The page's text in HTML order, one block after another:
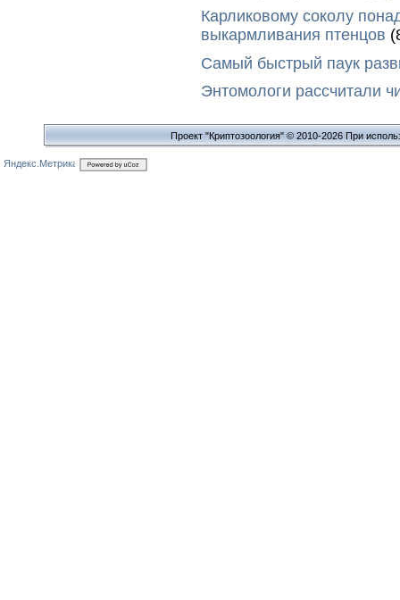
Карликовому соколу
выкармливания птенцов
Самый быстрый паук
Энтомологи рассчитали
Проект "Криптозоология" © 2010-2026 При